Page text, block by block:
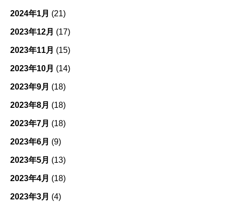
2024年1月 (21)
2023年12月 (17)
2023年11月 (15)
2023年10月 (14)
2023年9月 (18)
2023年8月 (18)
2023年7月 (18)
2023年6月 (9)
2023年5月 (13)
2023年4月 (18)
2023年3月 (4)